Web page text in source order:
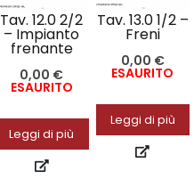
Tav. 12.0 2/2
– Impianto
frenante
0,00 €
ESAURITO
Leggi di più
Tav. 13.0 1/2 –
Freni
0,00 €
ESAURITO
Leggi di più